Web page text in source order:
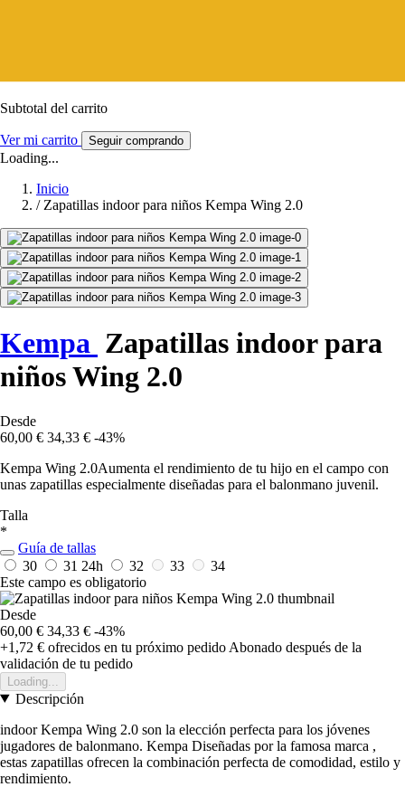
Subtotal del carrito
Ver mi carrito Seguir comprando
Loading...
Inicio
/ Zapatillas indoor para niños Kempa Wing 2.0
Kempa Zapatillas indoor para
niños Wing 2.0
Desde
60,00 € 34,33 € -43%
Kempa Wing 2.0Aumenta el rendimiento de tu hijo en el campo con
unas zapatillas especialmente diseñadas para el balonmano juvenil.
Talla
*
Guía de tallas
30
31 24h 32 33
34
Este campo es obligatorio
Desde
60,00 € 34,33 € -43%
+1,72 € ofrecidos en tu próximo pedido Abonado después de la
validación de tu pedido
Loading...
Descripción
indoor Kempa Wing 2.0 son la elección perfecta para los jóvenes
jugadores de balonmano. Kempa Diseñadas por la famosa marca ,
estas zapatillas ofrecen la combinación perfecta de comodidad, estilo y
rendimiento.